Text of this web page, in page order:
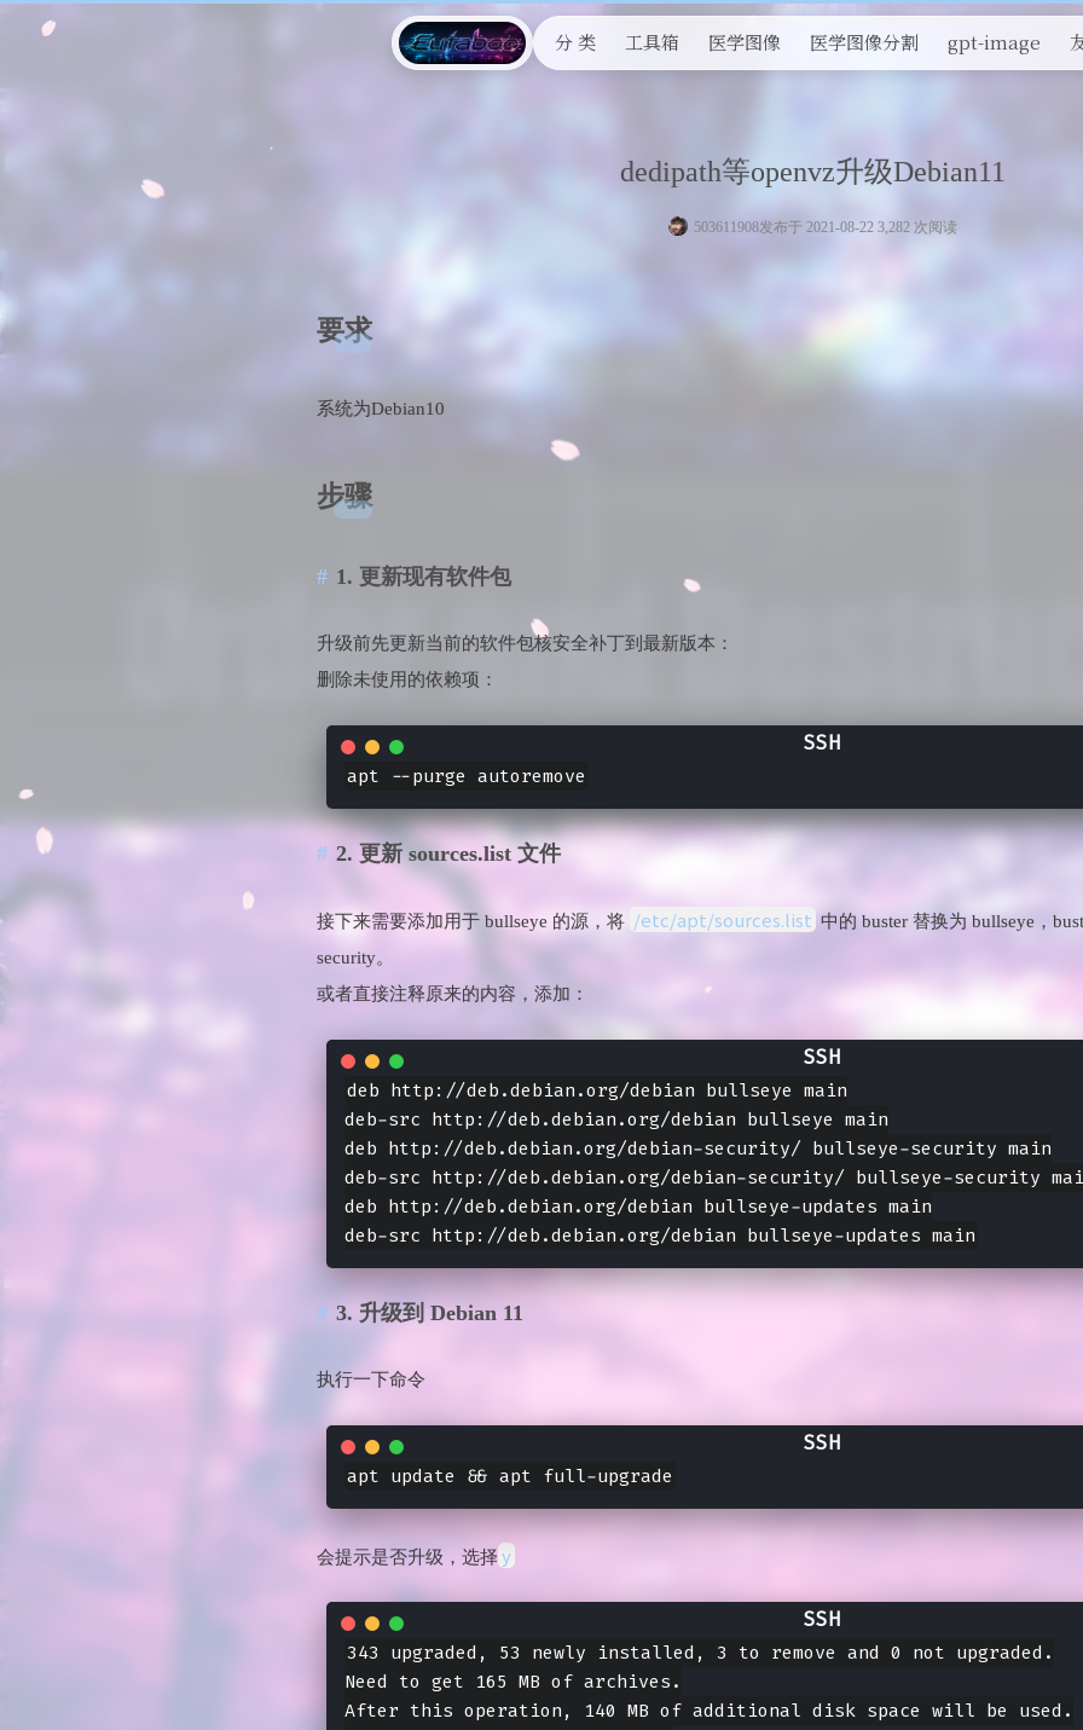
分 类 工具箱 医学图像 医学图像分割 gpt-image
dedipath等openvz升级Debian11
503611908发布于 2021-08-22 3,282 次阅读
要求
系统为Debian10
步骤
1. 更新现有软件包
升级前先更新当前的软件包核安全补丁到最新版本：
删除未使用的依赖项：
2. 更新 sources.list 文件
接下来需要添加用于 bullseye 的源，将 /etc/apt/sources.list 中的 buster 替换为 bullseye，
security。
或者直接注释原来的内容，添加：
deb http://deb.debian.org/debian bullseye main
deb-src http://deb.debian.org/debian bullseye main
deb http://deb.debian.org/debian-security/ bullseye-security main
deb-src http://deb.debian.org/debian-security/ bullseye-security
deb http://deb.debian.org/debian bullseye-updates main
3. 升级到 Debian 11
执行一下命令
会提示是否升级，选择 y
343 upgraded, 53 newly installed, 3 to remove and 0 not upgraded.
Need to get 165 MB of archives.
After this operation, 140 MB of additional disk space will be used.